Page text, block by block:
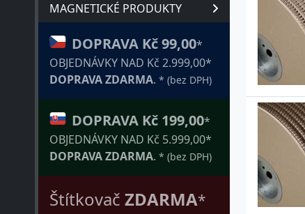
MAGNETICKÉ PRODUKTY
DOPRAVA Kč 99,00*
OBJEDNÁVKY NAD Kč 2.999,00*
DOPRAVA ZDARMA. * (bez DPH)
DOPRAVA Kč 199,00*
OBJEDNÁVKY NAD Kč 5.999,00*
DOPRAVA ZDARMA. * (bez DPH)
Štítkovač ZDARMA*